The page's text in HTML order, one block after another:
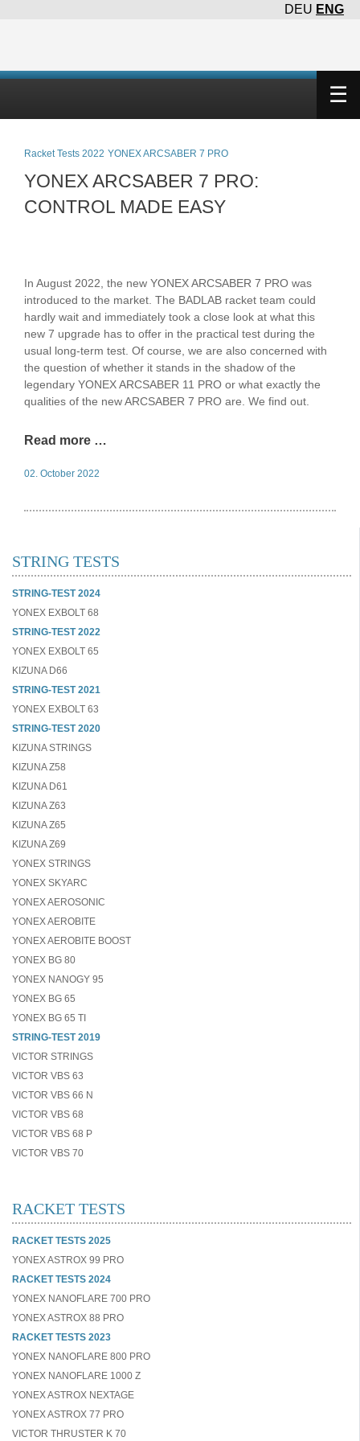
DEU ENG
☰
Racket Tests 2022 YONEX ARCSABER 7 PRO
YONEX ARCSABER 7 PRO:
CONTROL MADE EASY
In August 2022, the new YONEX ARCSABER 7 PRO was
introduced to the market. The BADLAB racket team could
hardly wait and immediately took a close look at what this
new 7 upgrade has to offer in the practical test during the
usual long-term test. Of course, we are also concerned with
the question of whether it stands in the shadow of the
legendary YONEX ARCSABER 11 PRO or what exactly the
qualities of the new ARCSABER 7 PRO are. We find out.
Read more …
02. October 2022
STRING TESTS
STRING-TEST 2024
YONEX EXBOLT 68
STRING-TEST 2022
YONEX EXBOLT 65
KIZUNA D66
STRING-TEST 2021
YONEX EXBOLT 63
STRING-TEST 2020
KIZUNA STRINGS
KIZUNA Z58
KIZUNA D61
KIZUNA Z63
KIZUNA Z65
KIZUNA Z69
YONEX STRINGS
YONEX SKYARC
YONEX AEROSONIC
YONEX AEROBITE
YONEX AEROBITE BOOST
YONEX BG 80
YONEX NANOGY 95
YONEX BG 65
YONEX BG 65 TI
STRING-TEST 2019
VICTOR STRINGS
VICTOR VBS 63
VICTOR VBS 66 N
VICTOR VBS 68
VICTOR VBS 68 P
VICTOR VBS 70
RACKET TESTS
RACKET TESTS 2025
YONEX ASTROX 99 PRO
RACKET TESTS 2024
YONEX NANOFLARE 700 PRO
YONEX ASTROX 88 PRO
RACKET TESTS 2023
YONEX NANOFLARE 800 PRO
YONEX NANOFLARE 1000 Z
YONEX ASTROX NEXTAGE
YONEX ASTROX 77 PRO
VICTOR THRUSTER K 70